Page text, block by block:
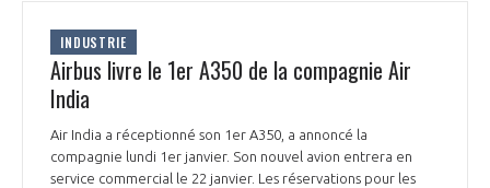
INDUSTRIE
Airbus livre le 1er A350 de la compagnie Air
India
Air India a réceptionné son 1er A350, a annoncé la
compagnie lundi 1er janvier. Son nouvel avion entrera en
service commercial le 22 janvier. Les réservations pour les